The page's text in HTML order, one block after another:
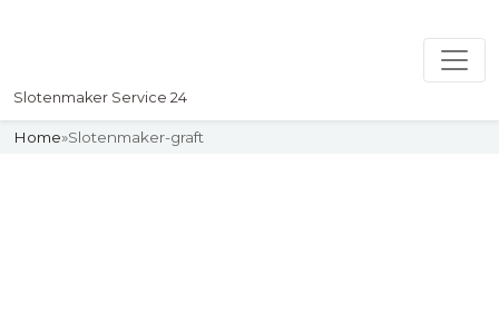
Slotenmaker Service 24
Home»Slotenmaker-graft